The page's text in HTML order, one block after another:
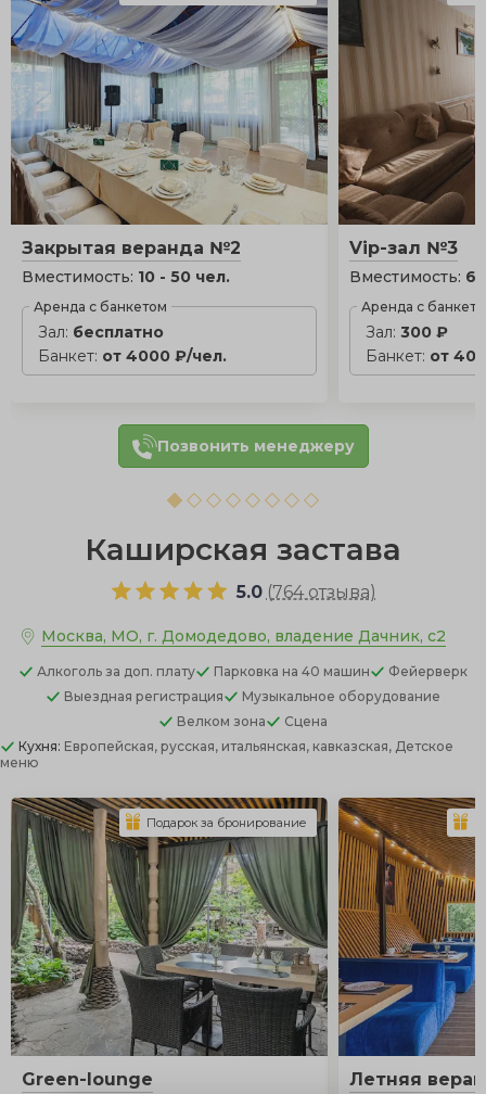
Закрытая веранда №2
Вместимость: 10 - 50 чел.
Аренда с банкетом
Зал: бесплатно
Банкет: от 4000 ₽/чел.
Vip-зал №3
Вместимость: 6
Аренда с
Зал:300 ₽
Банкет: от
Позвонить менеджеру
Каширская застава
5.0 (764 отзыва)
Москва, МО, г. Домодедово, владение Дачник, с2
Алкоголь за доп. плату Парковка на 40 машин
Фейерверк
Выездная регистрация
Музыкальное оборудование
Велком зона
Сцена
Кухня: Европейская, русская, итальянская, кавказская, Детское
меню
Green-loungе
Подарок за бронирование
Летняя